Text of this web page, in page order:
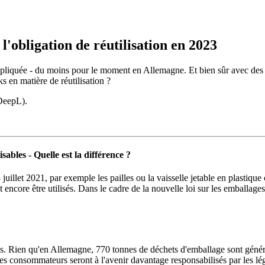
de réutilisation en 2023
- du moins pour le moment en Allemagne. Et bien sûr avec
en matière de réutilisation ?
- Quelle est la différence ?
2021, par exemple les pailles ou la vaisselle jetable en
être utilisés. Dans le cadre de la nouvelle loi sur les
qu'en Allemagne, 770 tonnes de déchets d'emballage sont
consommateurs seront à l'avenir davantage responsabilisés par les